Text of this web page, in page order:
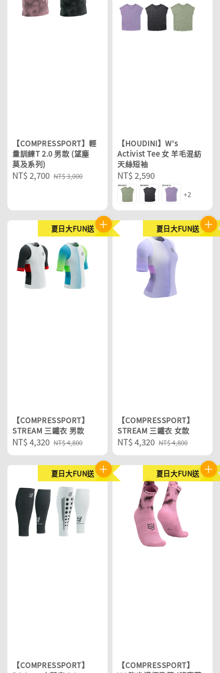
【COMPRESSPORT】輕
量訓練T 2.0 男款 (望塵
莫及系列)
Sale
NT$ 2,700 Regular
NT$ 3,000
【HOUDINI】W's
Activist Tee 女 羊毛混紡
天絲短袖
Regular
price
NT$ 2,590
+2
夏日大FUN送
【COMPRESSPORT】
STREAM 三鐵衣 男款
Sale
price
NT$ 4,320 Regular
price
NT$ 4,800
夏日大FUN送
【COMPRESSPORT】
STREAM 三鐵衣 女款
Sale
price
NT$ 4,320 Regular
price
NT$ 4,800
夏日大FUN送
【COMPRESSPORT】
夏日大FUN送
【COMPRESSPORT】